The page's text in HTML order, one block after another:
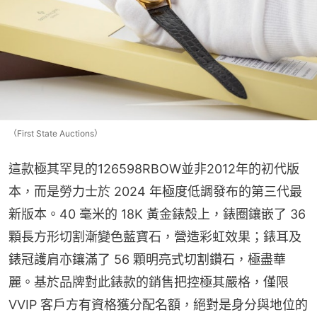
（First State Auctions）
這款極其罕見的126598RBOW並非2012年的初代版
本，而是勞力士於 2024 年極度低調發布的第三代最
新版本。40 毫米的 18K 黃金錶殼上，錶圈鑲嵌了 36
顆長方形切割漸變色藍寶石，營造彩虹效果；錶耳及
錶冠護肩亦鑲滿了 56 顆明亮式切割鑽石，極盡華
麗。基於品牌對此錶款的銷售把控極其嚴格，僅限
VVIP 客戶方有資格獲分配名額，絕對是身分與地位的